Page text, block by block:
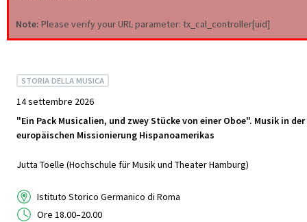
Note: Please verify your URL parameter: tx_cal_controller[uid]
STORIA DELLA MUSICA
14 settembre 2026
"Ein Pack Musicalien, und zwey Stücke von einer Oboe". Musik in der
europäischen Missionierung Hispanoamerikas
Jutta Toelle (Hochschule für Musik und Theater Hamburg)
Istituto Storico Germanico di Roma
Ore 18.00–20.00